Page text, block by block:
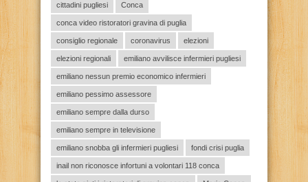
cittadini pugliesi Conca
conca video ristoratori gravina di puglia
consiglio regionale coronavirus elezioni
elezioni regionali emiliano avvilisce infermieri pugliesi
emiliano nessun premio economico infermieri
emiliano pessimo assessore
emiliano sempre dalla durso
emiliano sempre in televisione
emiliano snobba gli infermieri pugliesi fondi crisi puglia
inail non riconosce infortuni a volontari 118 conca